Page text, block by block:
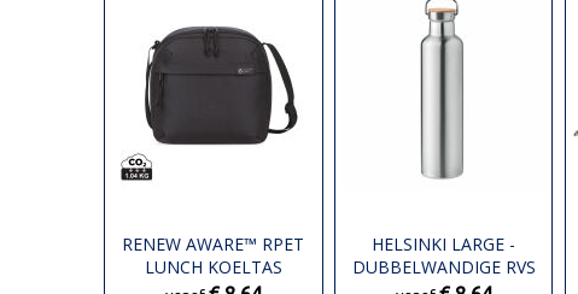
RENEW AWARE™ RPET
LUNCH KOELTAS
HELSINKI LARGE -
DUBBELWANDIGE RVS